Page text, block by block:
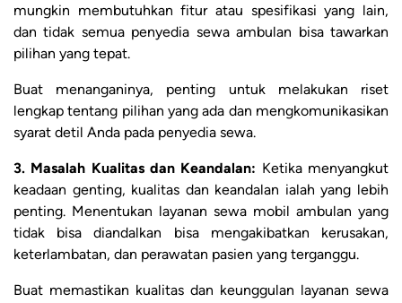
mungkin membutuhkan fitur atau spesifikasi yang lain,
dan tidak semua penyedia sewa ambulan bisa tawarkan
pilihan yang tepat.
Buat menanganinya, penting untuk melakukan riset
lengkap tentang pilihan yang ada dan mengkomunikasikan
syarat detil Anda pada penyedia sewa.
3. Masalah Kualitas dan Keandalan: Ketika menyangkut
keadaan genting, kualitas dan keandalan ialah yang lebih
penting. Menentukan layanan sewa mobil ambulan yang
tidak bisa diandalkan bisa mengakibatkan kerusakan,
keterlambatan, dan perawatan pasien yang terganggu.
Buat memastikan kualitas dan keunggulan layanan sewa